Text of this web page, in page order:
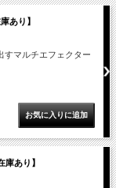
あり】
すマルチエフェクター
あり】